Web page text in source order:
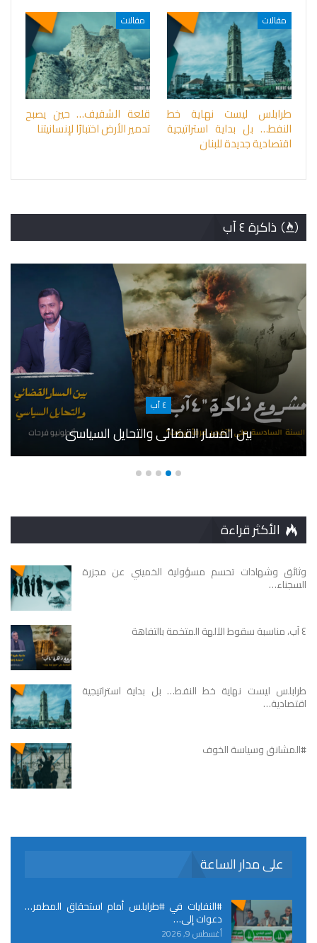
مقالات
طرابلس ليست نهاية خط
النفط… بل بداية استراتيجية
اقتصادية جديدة للبنان
مقالات
قلعة الشقيف… حين يصبح
تدمير الأرض اختبارًا لإنسانيتنا
ذاكرة ٤ آب
٤ آب
بين المسار القضائي والتحايل السياسي
الأكثر قراءة
وثائق وشهادات تحسم مسؤولية الخميني عن مجزرة
السجناء…
٤ آب، مناسبة سقوط الآلهة المتخمة بالتفاهة
طرابلس ليست نهاية خط النفط… بل بداية استراتيجية
اقتصادية…
#المشانق وسياسة الخوف
على مدار الساعة
#النفايات في #طرابلس أمام استحقاق المطمر…
دعوات إلى…
أغسطس 9, 2026